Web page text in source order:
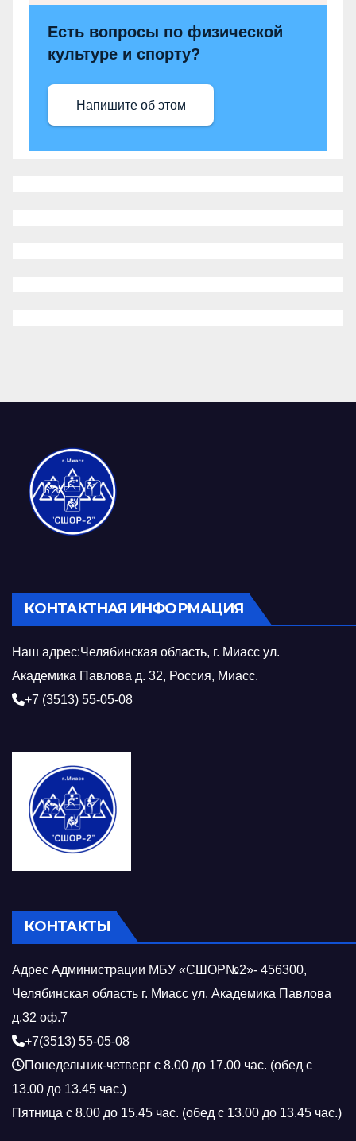
Есть вопросы по физической
культуре и спорту?
Напишите об этом
КОНТАКТНАЯ ИНФОРМАЦИЯ
Наш адрес:Челябинская область, г. Миасс ул.
Академика Павлова д. 32, Россия, Миасс.
+7 (3513) 55-05-08
КОНТАКТЫ
Адрес Администрации МБУ «СШОР№2»- 456300,
Челябинская область г. Миасс ул. Академика Павлова
д.32 оф.7
+7(3513) 55-05-08
Понедельник-четверг с 8.00 до 17.00 час. (обед с
13.00 до 13.45 час.)
Пятница с 8.00 до 15.45 час. (обед с 13.00 до 13.45 час.)